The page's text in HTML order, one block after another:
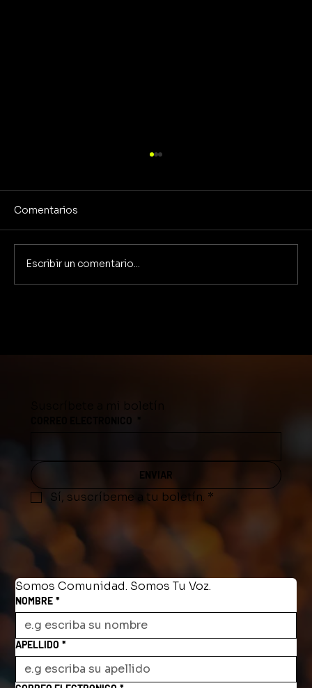
Comentarios
Escribir un comentario...
Suscríbete a mi boletín
CORREO ELECTRONICO
ENVIAR
Sí, suscríbeme a tu boletín. *
Somos Comunidad. Somos Tu Voz.
NOMBRE *
APELLIDO *